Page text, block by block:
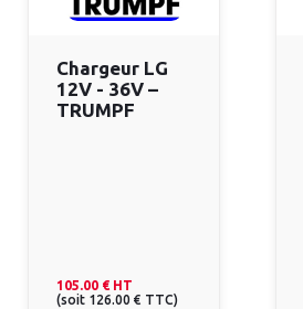
Chargeur LG
12V - 36V –
TRUMPF
105.00 € HT
(soit 126.00 € TTC)